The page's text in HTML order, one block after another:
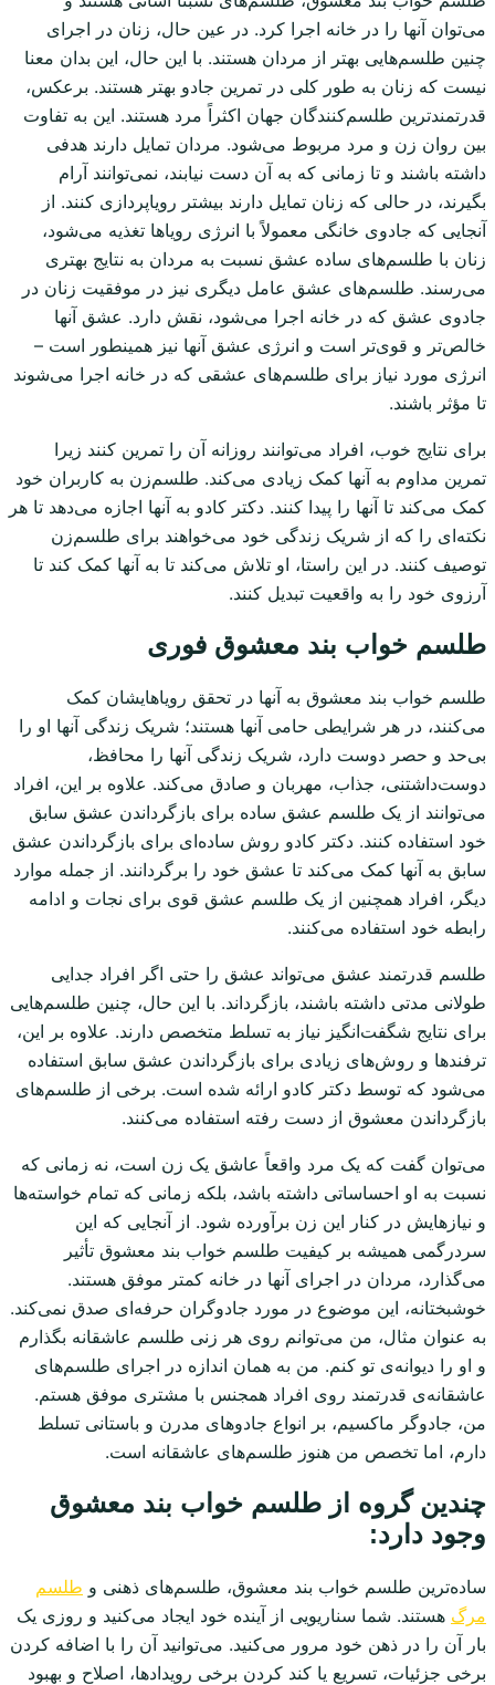
می‌توان آنها را در خانه اجرا کرد. در عین حال، زنان در اجرای
چنین طلسم‌هایی بهتر از مردان هستند. با این حال، این بدان معنا
نیست که زنان به طور کلی در تمرین جادو بهتر هستند. برعکس،
قدرتمندترین طلسم‌کنندگان جهان اکثراً مرد هستند. این به تفاوت
بین روان زن و مرد مربوط می‌شود. مردان تمایل دارند هدفی
داشته باشند و تا زمانی که به آن دست نیابند، نمی‌توانند آرام
بگیرند، در حالی که زنان تمایل دارند بیشتر رویاپردازی کنند. از
آنجایی که جادوی خانگی معمولاً با انرژی رویاها تغذیه می‌شود،
زنان با طلسم‌های ساده عشق نسبت به مردان به نتایج بهتری
می‌رسند. طلسم‌های عشق عامل دیگری نیز در موفقیت زنان در
جادوی عشق که در خانه اجرا می‌شود، نقش دارد. عشق آنها
خالص‌تر و قوی‌تر است و انرژی عشق آنها نیز همینطور است –
انرژی مورد نیاز برای طلسم‌های عشقی که در خانه اجرا می‌شوند
تا مؤثر باشند.
برای نتایج خوب، افراد می‌توانند روزانه آن را تمرین کنند زیرا
تمرین مداوم به آنها کمک زیادی می‌کند. طلسم‌زن به کاربران خود
کمک می‌کند تا آنها را پیدا کنند. دکتر کادو به آنها اجازه می‌دهد تا هر
نکته‌ای را که از شریک زندگی خود می‌خواهند برای طلسم‌زن
توصیف کنند. در این راستا، او تلاش می‌کند تا به آنها کمک کند تا
آرزوی خود را به واقعیت تبدیل کنند.
طلسم خواب بند معشوق فوری
طلسم خواب بند معشوق به آنها در تحقق رویاهایشان کمک
می‌کنند، در هر شرایطی حامی آنها هستند؛ شریک زندگی آنها او را
بی‌حد و حصر دوست دارد، شریک زندگی آنها را محافظ،
دوست‌داشتنی، جذاب، مهربان و صادق می‌کند. علاوه بر این، افراد
می‌توانند از یک طلسم عشق ساده برای بازگرداندن عشق سابق
خود استفاده کنند. دکتر کادو روش ساده‌ای برای بازگرداندن عشق
سابق به آنها کمک می‌کند تا عشق خود را برگردانند. از جمله موارد
دیگر، افراد همچنین از یک طلسم عشق قوی برای نجات و ادامه
رابطه خود استفاده می‌کنند.
طلسم قدرتمند عشق می‌تواند عشق را حتی اگر افراد جدایی
طولانی مدتی داشته باشند، بازگرداند. با این حال، چنین طلسم‌هایی
برای نتایج شگفت‌انگیز نیاز به تسلط متخصص دارند. علاوه بر این،
ترفندها و روش‌های زیادی برای بازگرداندن عشق سابق استفاده
می‌شود که توسط دکتر کادو ارائه شده است. برخی از طلسم‌های
بازگرداندن معشوق از دست رفته استفاده می‌کنند.
می‌توان گفت که یک مرد واقعاً عاشق یک زن است، نه زمانی که
نسبت به او احساساتی داشته باشد، بلکه زمانی که تمام خواسته‌ها
و نیازهایش در کنار این زن برآورده شود. از آنجایی که این
سردرگمی همیشه بر کیفیت طلسم خواب بند معشوق تأثیر
می‌گذارد، مردان در اجرای آنها در خانه کمتر موفق هستند.
خوشبختانه، این موضوع در مورد جادوگران حرفه‌ای صدق نمی‌کند.
به عنوان مثال، من می‌توانم روی هر زنی طلسم عاشقانه بگذارم
و او را دیوانه‌ی تو کنم. من به همان اندازه در اجرای طلسم‌های
عاشقانه‌ی قدرتمند روی افراد همجنس با مشتری موفق هستم.
من، جادوگر ماکسیم، بر انواع جادوهای مدرن و باستانی تسلط
دارم، اما تخصص من هنوز طلسم‌های عاشقانه است.
چندین گروه از طلسم خواب بند معشوق
وجود دارد:
ساده‌ترین طلسم خواب بند معشوق، طلسم‌های ذهنی و طلسم
مرگ هستند. شما سناریویی از آینده خود ایجاد می‌کنید و روزی یک
بار آن را در ذهن خود مرور می‌کنید. می‌توانید آن را با اضافه کردن
برخی جزئیات، تسریع یا کند کردن برخی رویدادها، اصلاح و بهبود